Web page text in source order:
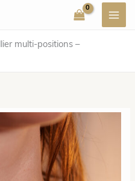
multi-positions –